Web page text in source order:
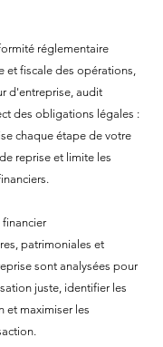
réglementaire
et fiscale des opérations,
d'entreprise, audit
des obligations légales :
chaque étape de votre
reprise et limite les
patrimoniales et
sont analysées pour
juste, identifier les
et maximiser les